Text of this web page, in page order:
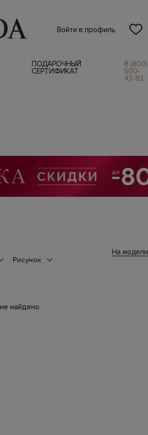
Войти в профиль
ПОДАРОЧНЫЙ
СЕРТИФИКАТ
8 (800)
500-
43-83
Рисунок
На модели
найдено